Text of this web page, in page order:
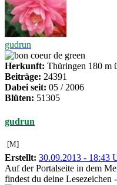
gudrun
Herkunft: Thüringen 180
Beiträge: 24391
Dabei seit: 05 / 2006
Blüten: 51305
gudrun
[M]
Erstellt: 30.09.2013 - 18:43
Auf der Portalseite in dem
findest du deine Lesezeichen